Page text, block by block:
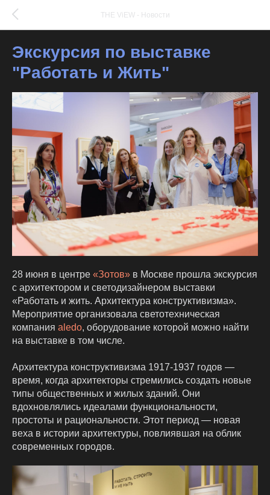
THE ViEW - Новости
Экскурсия по выставке
"Работать и Жить"
28 июня в центре «Зотов» в Москве прошла экскурсия
с архитектором и светодизайнером выставки
«Работать и жить. Архитектура конструктивизма».
Мероприятие организовала светотехническая
компания aledo, оборудование которой можно найти
на выставке в том числе.
Архитектура конструктивизма 1917-1937 годов —
время, когда архитекторы стремились создать новые
типы общественных и жилых зданий. Они
вдохновлялись идеалами функциональности,
простоты и рациональности. Этот период — новая
веха в истории архитектуры, повлиявшая на облик
современных городов.